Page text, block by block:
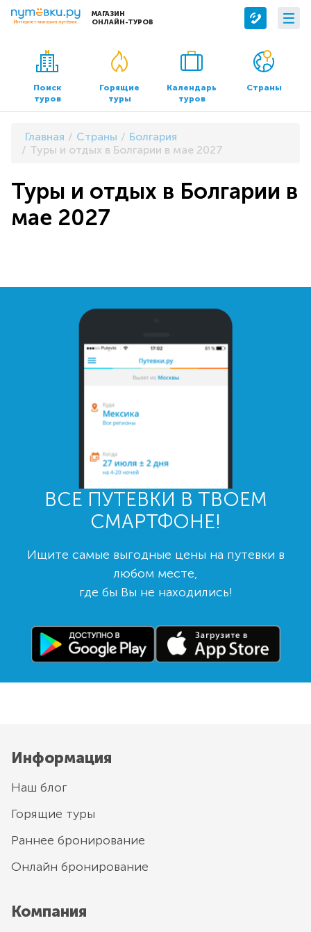
МАГАЗИН
ОНЛАЙН-ТУРОВ
Сервисы
Бронирование отелей
Трансфер
О компании
О нас
Контакты
Документы и реквизиты
Поиск
туров
Горящие
туры
Календарь
туров
Страны
Главная Страны
Болгария
Туры и отдых в Болгарии в мае 2027
Туры и отдых в Болгарии в
мае 2027
ВСЕ ПУТЕВКИ В ТВОЕМ
СМАРТФОНЕ!
Ищите самые выгодные цены на путевки в
любом месте,
где бы Вы не находились!
Информация
Наш блог
Горящие туры
Раннее бронирование
Онлайн бронирование
Компания